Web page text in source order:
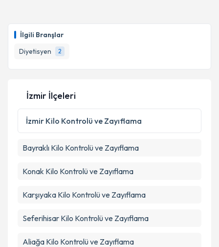
İlgili Branşlar
Diyetisyen
2
İzmir İlçeleri
İzmir Kilo Kontrolü ve Zayıflama
Bayraklı Kilo Kontrolü ve Zayıflama
Konak Kilo Kontrolü ve Zayıflama
Karşıyaka Kilo Kontrolü ve Zayıflama
Seferihisar Kilo Kontrolü ve Zayıflama
Aliağa Kilo Kontrolü ve Zayıflama